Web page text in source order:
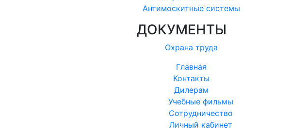
Антимоскитные системы
ДОКУМЕНТЫ
Охрана труда
Главная
Контакты
Дилерам
Учебные фильмы
Сотрудничество
Личный кабинет